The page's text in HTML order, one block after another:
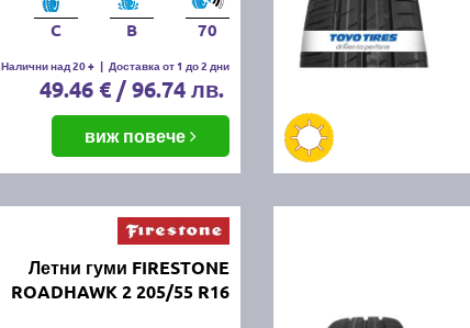
C B 70
Налични над 20 + | Доставка от 1 до 2 дни
49.46 € / 96.74 лв.
виж повече
Летни гуми FIRESTONE
ROADHAWK 2 205/55 R16